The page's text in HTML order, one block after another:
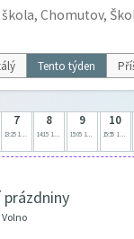
Chomutov,
Tento týden
7
13:25 14:10
8
14:15 15:00
9
15:05 15:50
10
15:55 16:40
prázdniny
Volno